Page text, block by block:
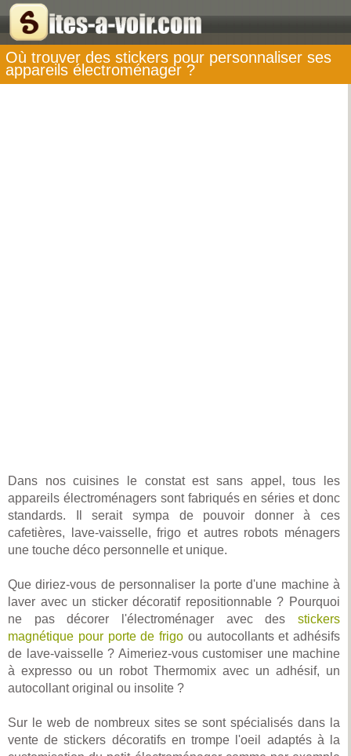
Où trouver des stickers pour personnaliser ses
appareils électroménager ?
Dans nos cuisines le constat est sans appel, tous les
appareils électroménagers sont fabriqués en séries et donc
standards. Il serait sympa de pouvoir donner à ces
cafetières, lave-vaisselle, frigo et autres robots ménagers
une touche déco personnelle et unique.
Que diriez-vous de personnaliser la porte d'une machine à
laver avec un sticker décoratif repositionnable ? Pourquoi
ne pas décorer l'électroménager avec des stickers
magnétique pour porte de frigo ou autocollants et adhésifs
de lave-vaisselle ? Aimeriez-vous customiser une machine
à expresso ou un robot Thermomix avec un adhésif, un
autocollant original ou insolite ?
Sur le web de nombreux sites se sont spécialisés dans la
vente de stickers décoratifs en trompe l'oeil adaptés à la